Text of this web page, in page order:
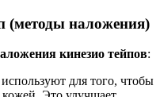
(методы наложения)
кинезио тейпов:
для того, чтобы